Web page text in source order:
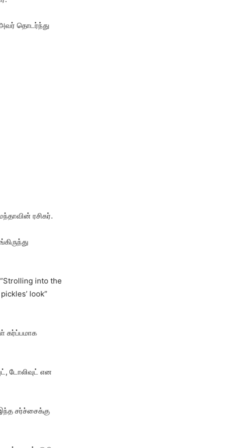
தொடர்ந்து
ரசிகர்.
into the
look”
கர்ப்பமாக
டோலிவுட் என
சர்ச்சைக்கு